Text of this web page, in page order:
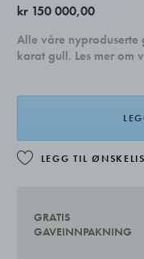
kr 150 000,00
Alle våre nyproduserte
karat gull. Les mer om
LEGG TIL
GRATIS
GAVEINNPAKNING